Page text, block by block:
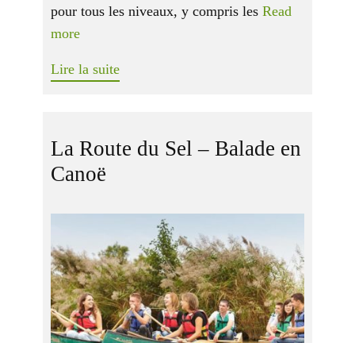
pour tous les niveaux, y compris les Read
more
Lire la suite
La Route du Sel – Balade en
Canoë